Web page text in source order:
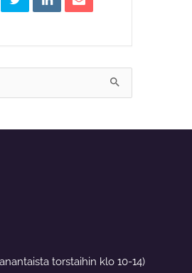
torstaihin klo 10-14)